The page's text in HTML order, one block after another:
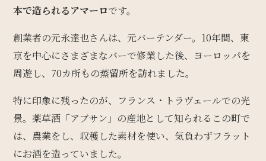
本で造られるアマーロです。
創業者の元永達也さんは、元バーテンダー。10年間、東
京を中心にさまざまなバーで修業した後、ヨーロッパを
周遊し、70カ所もの蒸留所を訪れました。
特に印象に残ったのが、フランス・トラヴェールでの光
景。薬草酒「アブサン」の産地として知られるこの町で
は、農業をし、収穫した素材を使い、気負わずフラット
にお酒を造っていました。